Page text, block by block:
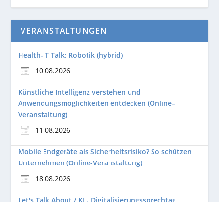
VERANSTALTUNGEN
Health-IT Talk: Robotik (hybrid)
10.08.2026
Künstliche Intelligenz verstehen und
Anwendungsmöglichkeiten entdecken (Online–
Veranstaltung)
11.08.2026
Mobile Endgeräte als Sicherheitsrisiko? So schützen
Unternehmen (Online-Veranstaltung)
18.08.2026
Let's Talk About / KI - Digitalisierungssprechtag